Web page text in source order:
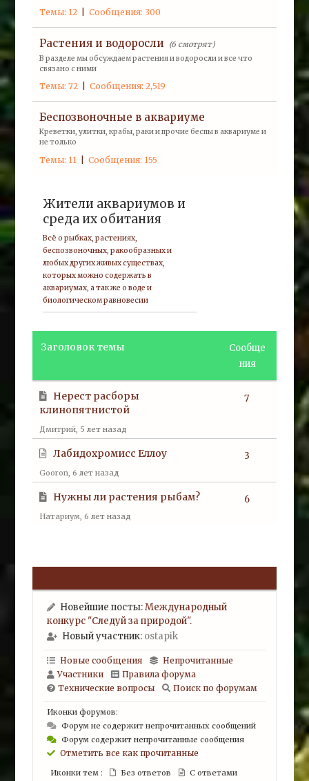
Темы: 12 Сообщения: 300
Растения и водоросли (6 смотрят)
В разделе мы обсуждаем растения и водоросли и все что
связано с ними
Темы: 72 Сообщения: 2,519
Беспозвоночные в аквариуме
Креветки, улитки, крабы, раки и прочие беспы в аквариуме и
не только
Темы: 11 Сообщения: 155
Жители аквариумов и
среда их обитания
Всё о рыбках, растениях,
беспозвоночных, ракообразных и
любых других живых существах,
которых можно содержать в
аквариумах, а так же о воде и
биологическом равновесии
Заголовок темы
Сообще
ния
Нерест расборы
клинопятнистой
Дмитрий , 5 лет назад
7
Лабидохромисс Еллоу
Gooron , 6 лет назад
3
Нужны ли растения рыбам?
Натариум , 6 лет назад
6
Новейшие посты:Международный
конкурс "Следуй за природой".
Новый участник: ostapik
Новые сообщения
Непрочитанные
Участники
Правила форума
Технические вопросы
Поиск по форумам
Иконки форумов:
Форум не содержит непрочитанных сообщений
Форум содержит непрочитанные сообщения
Отметить все как прочитанные
Иконки тем : Без ответов С ответами